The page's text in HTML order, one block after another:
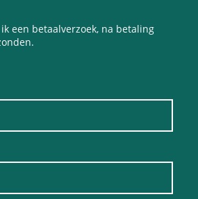
een betaalverzoek, na betaling